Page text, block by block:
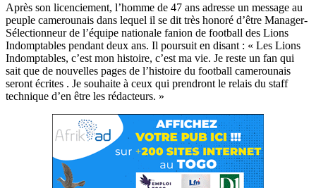
Après son licenciement, l’homme de 47 ans adresse un message au
peuple camerounais dans lequel il se dit très honoré d’être Manager-
Sélectionneur de l’équipe nationale fanion de football des Lions
Indomptables pendant deux ans. Il poursuit en disant : « Les Lions
Indomptables, c’est mon histoire, c’est ma vie. Je reste un fan qui
sait que de nouvelles pages de l’histoire du football camerounais
seront écrites . Je souhaite à ceux qui prendront le relais du staff
technique d’en être les rédacteurs. »